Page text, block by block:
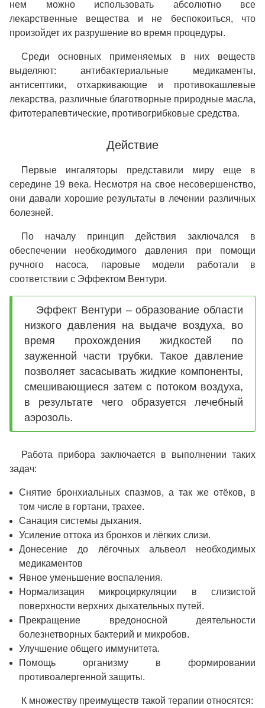
нем можно использовать абсолютно все
лекарственные вещества и не беспокоиться, что
произойдет их разрушение во время процедуры.
Среди основных применяемых в них веществ
выделяют: антибактериальные медикаменты,
антисептики, отхаркивающие и противокашлевые
лекарства, различные благотворные природные масла,
фитотерапевтические, противогрибковые средства.
Действие
Первые ингаляторы представили миру еще в
середине 19 века. Несмотря на свое несовершенство,
они давали хорошие результаты в лечении различных
болезней.
По началу принцип действия заключался в
обеспечении необходимого давления при помощи
ручного насоса, паровые модели работали в
соответствии с Эффектом Вентури.
Эффект Вентури – образование области
низкого давления на выдаче воздуха, во
время прохождения жидкостей по
зауженной части трубки. Такое давление
позволяет засасывать жидкие компоненты,
смешивающиеся затем с потоком воздуха,
в результате чего образуется лечебный
аэрозоль.
Работа прибора заключается в выполнении таких
задач:
Снятие бронхиальных спазмов, а так же отёков, в
том числе в гортани, трахее.
Санация системы дыхания.
Усиление оттока из бронхов и лёгких слизи.
Донесение до лёгочных альвеол необходимых
медикаментов
Явное уменьшение воспаления.
Нормализация микроциркуляции в слизистой
поверхности верхних дыхательных путей.
Прекращение вредоносной деятельности
болезнетворных бактерий и микробов.
Улучшение общего иммунитета.
Помощь организму в формировании
противоалергенной защиты.
К множеству преимуществ такой терапии относятся: